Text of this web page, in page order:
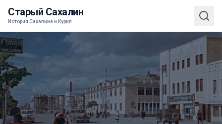
Старый Сахалин
История Сахалина и Курил